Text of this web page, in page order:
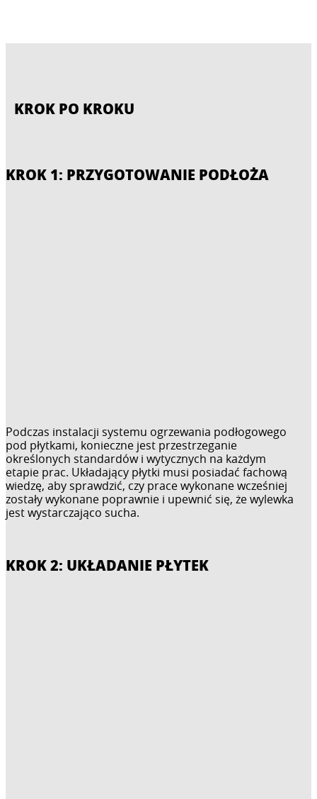
KROK PO KROKU
KROK 1: PRZYGOTOWANIE PODŁOŻA
Podczas instalacji systemu ogrzewania podłogowego
pod płytkami, konieczne jest przestrzeganie
określonych standardów i wytycznych na każdym
etapie prac. Układający płytki musi posiadać fachową
wiedzę, aby sprawdzić, czy prace wykonane wcześniej
zostały wykonane poprawnie i upewnić się, że wylewka
jest wystarczająco sucha.
KROK 2: UKŁADANIE PŁYTEK